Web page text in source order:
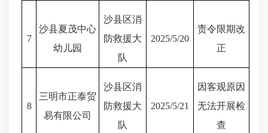
7
沙县夏茂中心
幼儿园
沙县区消
防救援大
队
2025/5/20
责令限期改
正
8
三明市正泰贸
易有限公司
沙县区消
防救援大
队
2025/5/21
因客观原因
无法开展检
查